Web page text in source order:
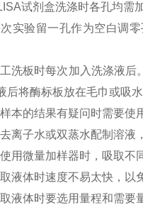
试剂盒洗涤时各孔均需
实验留一孔作为空白调
洗板时每次加入洗涤液后
后将酶标板放在毛巾或吸水
本的结果有疑问时需要使
离子水或双蒸水配制溶液
用微量加样器时，吸取不
液体时速度不易太快，以
液体时要选用量程和需要